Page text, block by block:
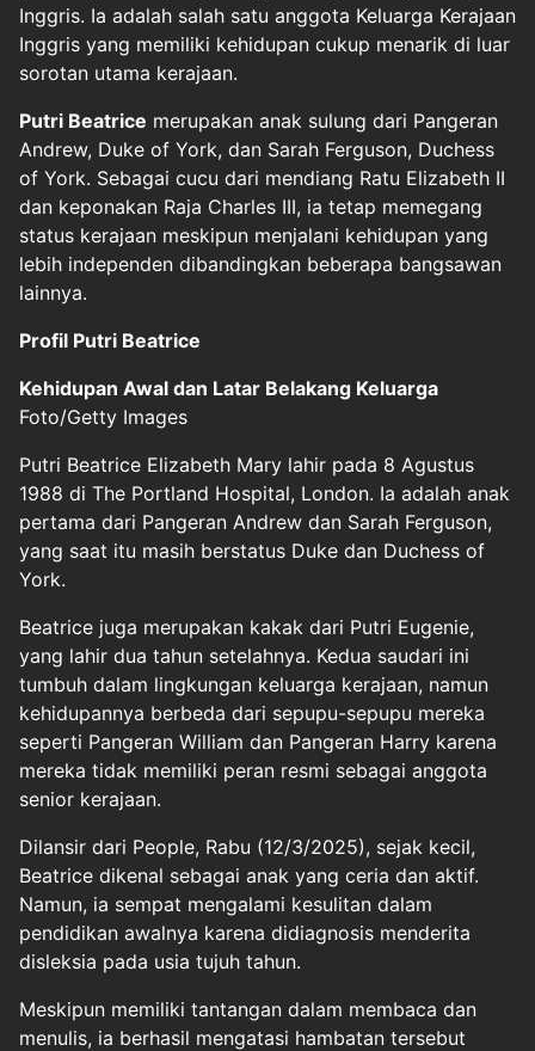
Inggris. Ia adalah salah satu anggota Keluarga Kerajaan
Inggris yang memiliki kehidupan cukup menarik di luar
sorotan utama kerajaan.
Putri Beatrice merupakan anak sulung dari Pangeran
Andrew, Duke of York, dan Sarah Ferguson, Duchess
of York. Sebagai cucu dari mendiang Ratu Elizabeth II
dan keponakan Raja Charles III, ia tetap memegang
status kerajaan meskipun menjalani kehidupan yang
lebih independen dibandingkan beberapa bangsawan
lainnya.
Profil Putri Beatrice
Kehidupan Awal dan Latar Belakang Keluarga
Foto/Getty Images
Putri Beatrice Elizabeth Mary lahir pada 8 Agustus
1988 di The Portland Hospital, London. Ia adalah anak
pertama dari Pangeran Andrew dan Sarah Ferguson,
yang saat itu masih berstatus Duke dan Duchess of
York.
Beatrice juga merupakan kakak dari Putri Eugenie,
yang lahir dua tahun setelahnya. Kedua saudari ini
tumbuh dalam lingkungan keluarga kerajaan, namun
kehidupannya berbeda dari sepupu-sepupu mereka
seperti Pangeran William dan Pangeran Harry karena
mereka tidak memiliki peran resmi sebagai anggota
senior kerajaan.
Dilansir dari People, Rabu (12/3/2025), sejak kecil,
Beatrice dikenal sebagai anak yang ceria dan aktif.
Namun, ia sempat mengalami kesulitan dalam
pendidikan awalnya karena didiagnosis menderita
disleksia pada usia tujuh tahun.
Meskipun memiliki tantangan dalam membaca dan
menulis, ia berhasil mengatasi hambatan tersebut